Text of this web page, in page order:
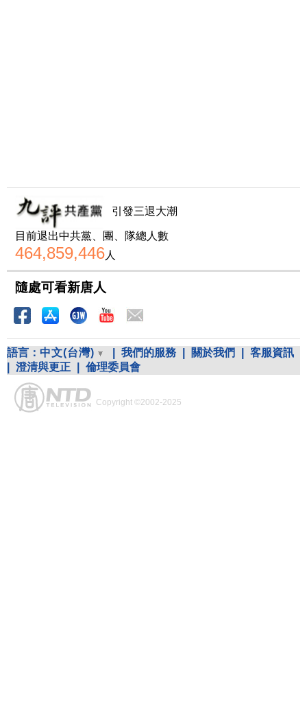
引發三退大潮
目前退出中共黨、團、隊總人數
464,859,446人
隨處可看新唐人
語言： 中文(台灣) 我們的服務 關於我們
客服資訊
澄清與更正 倫理委員會
Copyright ©2002-2025